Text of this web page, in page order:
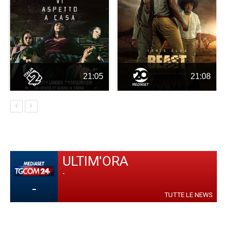
21:05 21:08
-
ULTIM'ORA
-
TUTTE LE NEWS